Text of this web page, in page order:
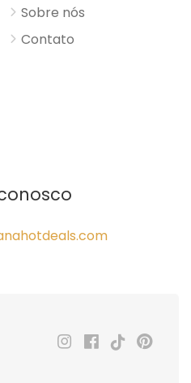
Sobre nós
Contato